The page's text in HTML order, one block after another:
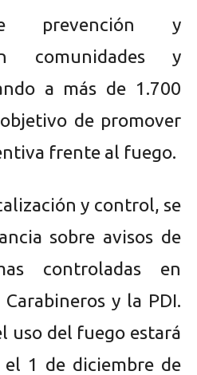
prevención y
comunidades y
a más de 1.700
de promover
frente al fuego.
y control, se
sobre avisos de
controladas en
y la PDI.
uso del fuego estará
1 de diciembre de